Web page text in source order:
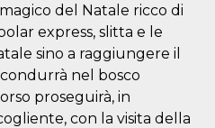
del Natale ricco di
express, slitta e le
sino a raggiungere il
nel bosco
proseguirà, in
con la visita della
banner de
cookies de
Cookie-
Script.com
funcione
correctamente.